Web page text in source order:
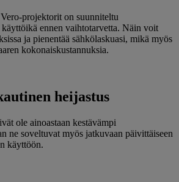
projektorit on suunniteltu
ennen vaihtotarvetta. Näin voit
ja pienentää sähkölaskuasi, mikä myös
kokonaiskustannuksia.
heijastus
ole ainoastaan kestävämpi
ne soveltuvat myös jatkuvaan päivittäiseen
käyttöön.